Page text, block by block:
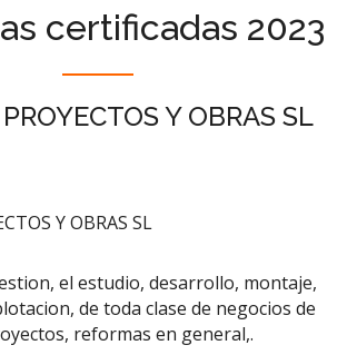
certificadas 2023
Y OBRAS SL
Y OBRAS SL
el estudio, desarrollo, montaje,
de toda clase de negocios de
reformas en general,.